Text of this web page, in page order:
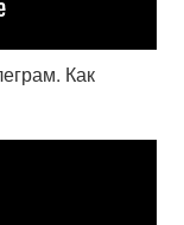
Как